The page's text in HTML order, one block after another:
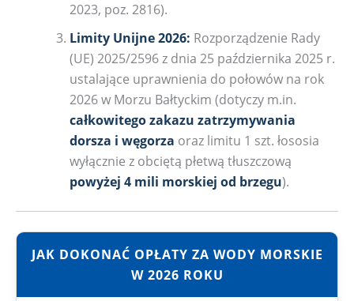
2023, poz. 2816).
Limity Unijne 2026: Rozporządzenie Rady
(UE) 2025/2596 z dnia 25 października 2025 r.
ustalające uprawnienia do połowów na rok
2026 w Morzu Bałtyckim (dotyczy m.in.
całkowitego zakazu zatrzymywania
dorsza i węgorza oraz limitu 1 szt. łososia
wyłącznie z obciętą płetwą tłuszczową
powyżej 4 mili morskiej od brzegu).
JAK DOKONAĆ OPŁATY ZA WODY MORSKIE
W 2026 ROKU